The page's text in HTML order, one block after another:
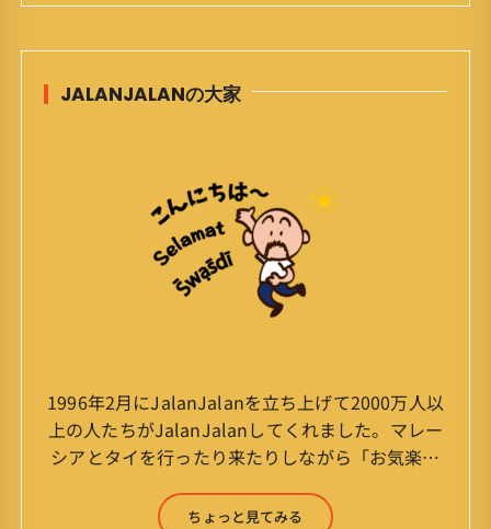
JALANJALANの大家
1996年2月にJalanJalanを立ち上げて2000万人以
上の人たちがJalanJalanしてくれました。マレー
シアとタイを行ったり来たりしながら「お気楽」
森 淳（Jun Yamamori） 生年月日 ：1959年
ちょっと見てみる